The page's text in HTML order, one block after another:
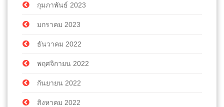
กุมภาพันธ์ 2023
มกราคม 2023
ธันวาคม 2022
พฤศจิกายน 2022
กันยายน 2022
สิงหาคม 2022